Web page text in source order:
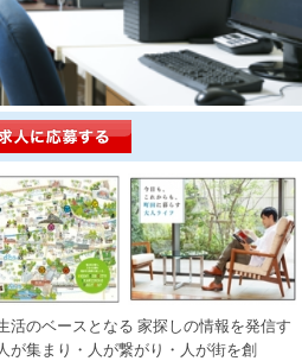
活のベースとなる 家探しの情報を発信す
が集まり・人が繋がり・人が街を創